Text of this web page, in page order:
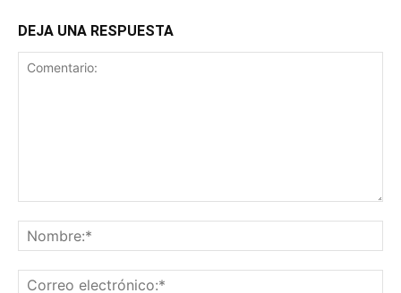
DEJA UNA RESPUESTA